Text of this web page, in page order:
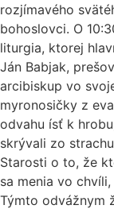
rozjímavého
bohoslovci. O
liturgia, ktorej
Ján Babjak,
arcibiskup vo
myronosičky z
odvahu ísť k
skrývali zo
Starosti o to, že
sa menia vo
Týmto odvážnym